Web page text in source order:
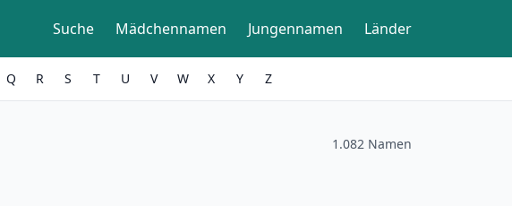
Suche Mädchennamen Jungennamen Länder
Q R S T U V W X Y Z
1.082 Namen